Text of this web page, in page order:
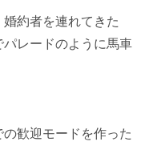
約者を連れてきた
レードのように馬車
歓迎モードを作った